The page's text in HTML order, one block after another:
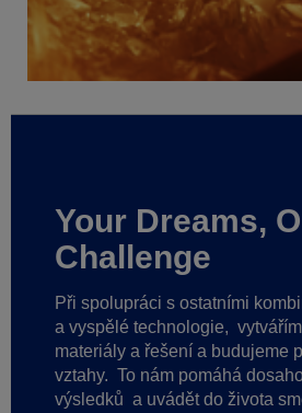
Your Dreams,
Challenge
Při spolupráci s ostatními
a vyspělé technologie,
materiály a řešení a budujeme
vztahy. To nám pomáhá
výsledků a uvádět do života